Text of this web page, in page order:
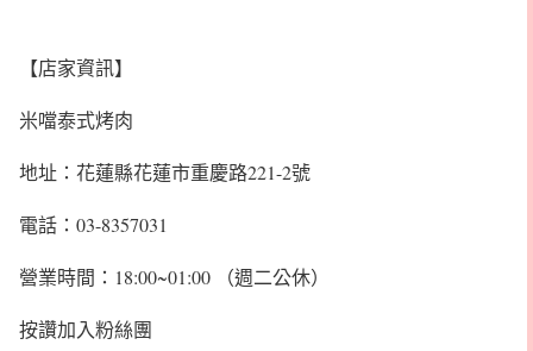
【店家資訊】
米噹泰式烤肉
地址：花蓮縣花蓮市重慶路221-2號
電話：03-8357031
營業時間：18:00~01:00 （週二公休）
按讚加入粉絲團